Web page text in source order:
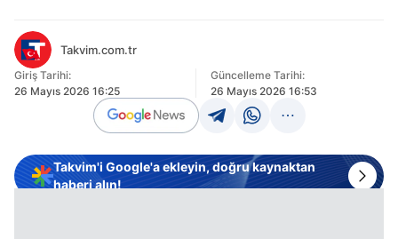
Takvim.com.tr
Giriş Tarihi:
26 Mayıs 2026 16:25
Güncelleme Tarihi:
26 Mayıs 2026 16:53
Takvim'i Google'a ekleyin, doğru kaynaktan
haberi alın!